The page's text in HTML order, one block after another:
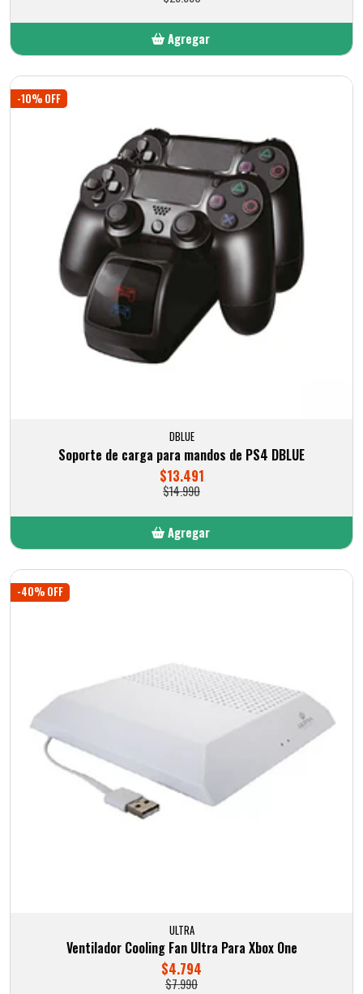
Agregar
-10% OFF
DBLUE
Soporte de carga para mandos de PS4 DBLUE
$13.491
$14.990
Agregar
-40% OFF
ULTRA
Ventilador Cooling Fan Ultra Para Xbox One
$4.794
$7.990